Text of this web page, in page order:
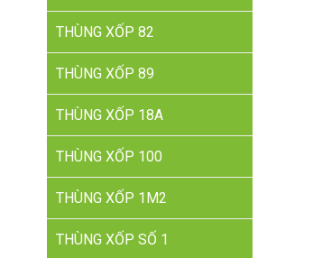
THÙNG XỐP 82
THÙNG XỐP 89
THÙNG XỐP 18A
THÙNG XỐP 100
THÙNG XỐP 1M2
THÙNG XỐP SỐ 1